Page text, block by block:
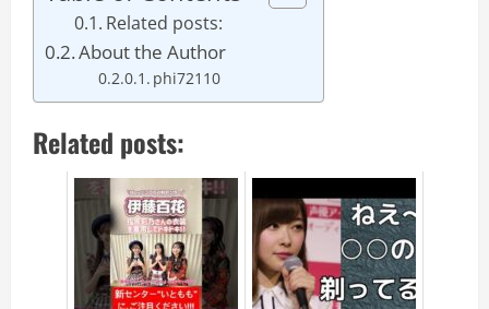
Related posts:
About the Author
phi72110
Related posts: